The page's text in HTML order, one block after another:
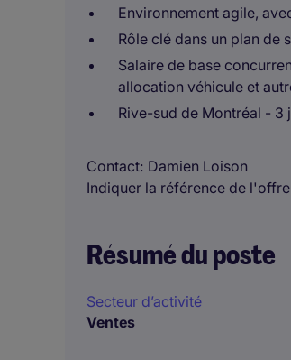
Environnement agile,
Rôle clé dans un plan de
Salaire de base
allocation véhicule et
Rive-sud de Montréal - 3
Contact Damien Loison
Indiquer la référence de l'offre
Résumé du poste
Secteur d’activité
Ventes